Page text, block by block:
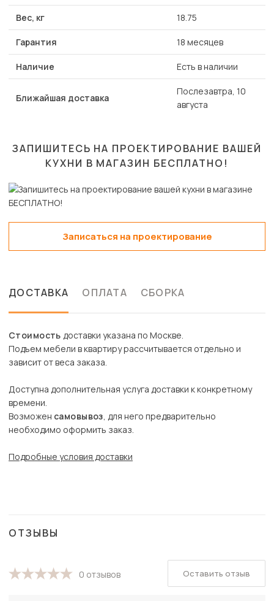
Вес, кг 18.75
Гарантия 18 месяцев
Наличие Есть в наличии
Ближайшая доставка
Послезавтра, 10
августа
ЗАПИШИТЕСЬ НА ПРОЕКТИРОВАНИЕ ВАШЕЙ
КУХНИ В МАГАЗИН БЕСПЛАТНО!
Записаться на проектирование
ДОСТАВКА ОПЛАТА СБОРКА
Стоимость доставки указана по Москве.
Подъем мебели в квартиру рассчитывается отдельно и
зависит от веса заказа.
Доступна дополнительная услуга доставки к конкретному
времени.
Возможен самовывоз, для него предварительно
необходимо оформить заказ.
Подробные условия доставки
ОТЗЫВЫ
0 отзывов Оставить отзыв